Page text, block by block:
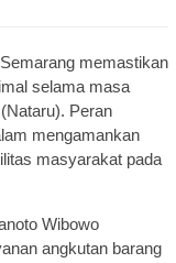
memastikan
selama masa
Peran
mengamankan
masyarakat pada
Wibowo
angkutan barang